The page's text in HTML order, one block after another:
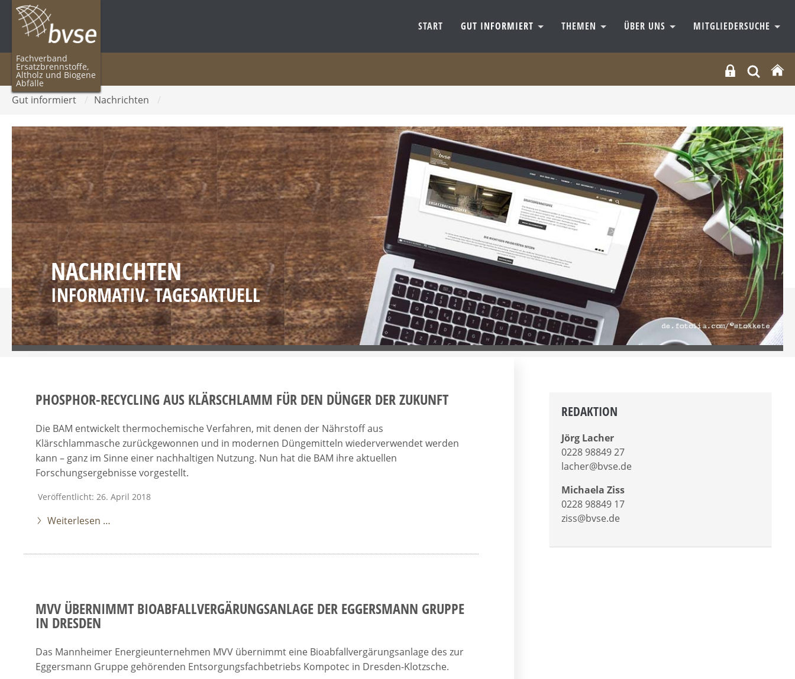
Fachverband
Ersatzbrennstoffe,
Altholz und Biogene
Abfälle
START GUT INFORMIERT THEMEN ÜBER UNS MITGLIEDERSUCHE
Gut informiert / Nachrichten /
NACHRICHTEN
INFORMATIV. TAGESAKTUELL
PHOSPHOR-RECYCLING AUS KLÄRSCHLAMM FÜR DEN DÜNGER DER ZUKUNFT
Die BAM entwickelt thermochemische Verfahren, mit denen der Nährstoff aus
Klärschlammasche zurückgewonnen und in modernen Düngemitteln wiederverwendet werden
kann – ganz im Sinne einer nachhaltigen Nutzung. Nun hat die BAM ihre aktuellen
Forschungsergebnisse vorgestellt.
Veröffentlicht: 26. April 2018
Weiterlesen …
MVV ÜBERNIMMT BIOABFALLVERGÄRUNGSANLAGE DER EGGERSMANN GRUPPE
IN DRESDEN
Das Mannheimer Energieunternehmen MVV übernimmt eine Bioabfallvergärungsanlage des zur
Eggersmann Gruppe gehörenden Entsorgungsfachbetriebs Kompotec in Dresden-Klotzsche.
REDAKTION
Jörg Lacher
0228 98849 27
lacher@bvse.de
Michaela Ziss
0228 98849 17
ziss@bvse.de